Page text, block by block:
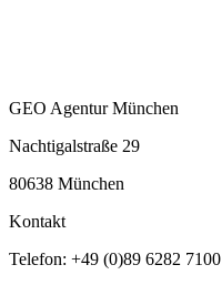
GEO Agentur München
Nachtigalstraße 29
80638 München
Kontakt
Telefon: +49 (0)89 6282 7100